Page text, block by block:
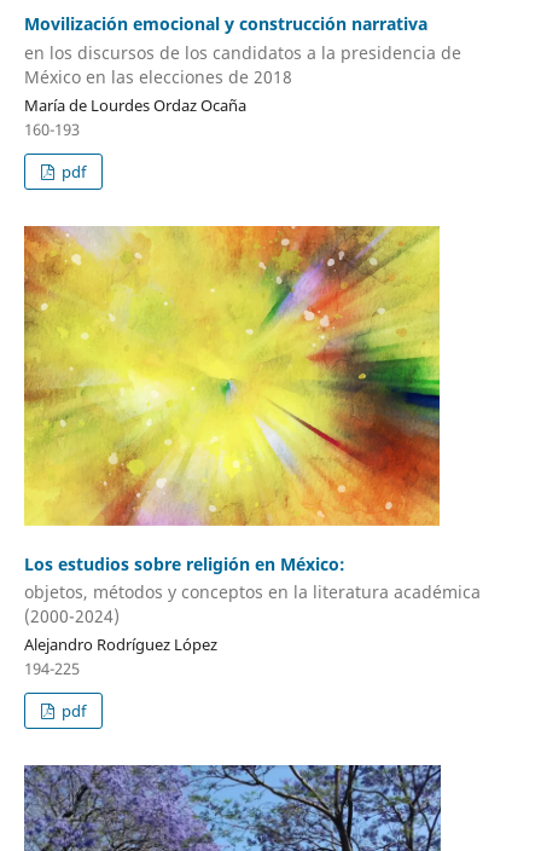
Movilización emocional y construcción narrativa
en los discursos de los candidatos a la presidencia de
México en las elecciones de 2018
María de Lourdes Ordaz Ocaña
160-193
pdf
Los estudios sobre religión en México:
objetos, métodos y conceptos en la literatura académica
(2000-2024)
Alejandro Rodríguez López
194-225
pdf